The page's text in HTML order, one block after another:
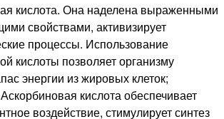
кислота. Она наделена выраженными
свойствами, активизирует
процессы. Использование
кислоты позволяет организму
энергии из жировых клеток;
кислота обеспечивает
воздействие, стимулирует синтез